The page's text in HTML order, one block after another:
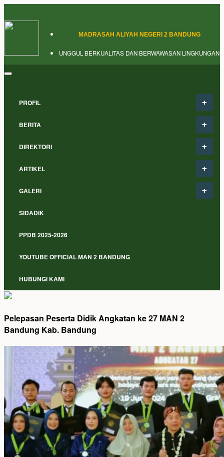
MADRASAH ALIYAH NEGERI 2 BANDUNG
UNGGUL BERKUALITAS DAN BERWAWASAN LINGKUNGAN
PROFIL
BERITA
DIREKTORI
ARTIKEL
GALERI
SIDADIK
PPDB 2025-2026
YOUTUBE OFFICIAL MAN 2 BANDUNG
HUBUNGI KAMI
Pelepasan Peserta Didik Angkatan ke 27 MAN 2
Bandung Kab. Bandung